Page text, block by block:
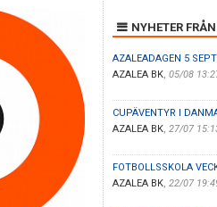
NYHETER
AZALEADAGEN 5
AZALEA BK, 05/08
CUPÄVENTYR I
AZALEA BK, 27/07
FOTBOLLSSKOLA
AZALEA BK, 22/07